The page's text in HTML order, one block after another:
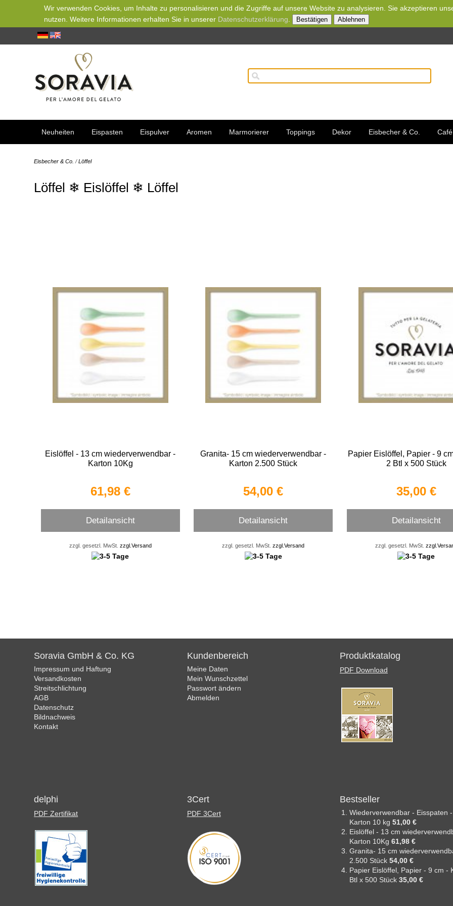
Wir verwenden Cookies, um Inhalte zu personalisieren und die Zugriffe auf unsere Website zu analysieren. Sie akzeptieren
nutzen. Weitere Informationen erhalten Sie in unserer Datenschutzerklärung Bestätigen Ablehnen
Neuheiten Eispasten Eispulver Aromen Marmorierer Toppings Dekor Eisbecher & Co.
Eisbecher & Co. /Löffel
Löffel ❄ Eislöffel ❄ Löffel
Eislöffel - 13 cm wiederverwendbar -
Karton 10Kg
61,98 €
Detailansicht
zzgl. gesetzl. MwSt. zzgl.Versand
Granita- 15 cm wiederverwendbar -
Karton 2.500 Stück
54,00 €
Detailansicht
zzgl. gesetzl. MwSt.zzgl.Versand
Papier Eislöffel, Papier - 9
2 Btl x 500 Stück
35,00 €
Detailansicht
zzgl. gesetzl. MwSt.
Soravia GmbH & Co. KG
Impressum und Haftung
Versandkosten
Streitschlichtung
AGB
Datenschutz
Bildnachweis
Kontakt
Kundenbereich
Meine Daten
Mein Wunschzettel
Passwort ändern
Abmelden
Produktkatalog
PDF Download
delphi
PDF Zertifikat
3Cert
PDF 3Cert
Bestseller
Wiederverwendbar - Eisspaten
Karton 10 kg 51,00 €
Eislöffel - 13 cm
Karton 10Kg 61,98 €
Granita- 15 cm
2.500 Stück 54,00 €
Papier Eislöffel, Papier - 9 cm -
Btl x 500 Stück 35,00 €